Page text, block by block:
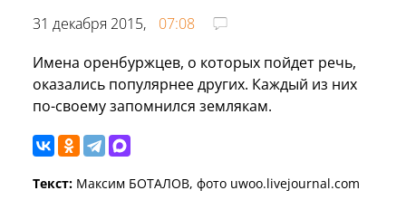
31 декабря 2015,
07:08
Имена оренбуржцев, о которых пойдет речь,
оказались популярнее других. Каждый из них
по-своему запомнился землякам.
Текст: Максим БОТАЛОВ, фото uwoo.livejournal.com